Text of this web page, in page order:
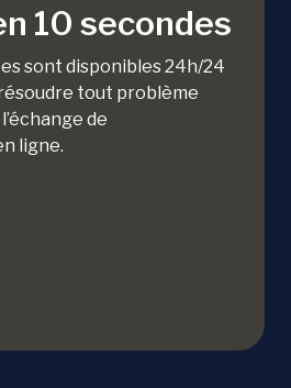
10 secondes
sont disponibles 24h/24
tout problème
de
ligne.